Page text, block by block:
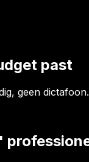
past
geen